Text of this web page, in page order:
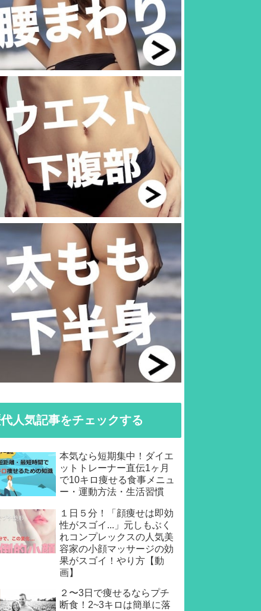
人気記事をチェックする
本気なら短期集中！ダイエ
ットトレーナー直伝1ヶ月
で10キロ痩せる食事メニュ
ー・運動方法・生活習慣
１日５分！「顔痩せは即効
性がスゴイ...」元しもぶく
れコンプレックスの人気美
容家の小顔マッサージの効
果がスゴイ！やり方【動
画】
２〜3日で痩せるならプチ
断食！2~3キロは簡単に落